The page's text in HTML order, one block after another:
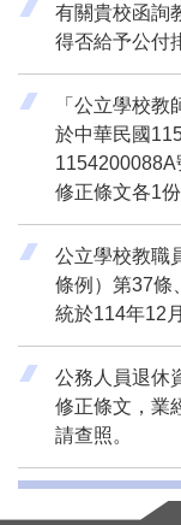
有關貴校函詢
得否給予公付
「公立學校
於中華民國
1154200088A
修正條文各1份
公立學校教職
條例）第37條
統於114年12
公務人員退休
修正條文，業
請查照。